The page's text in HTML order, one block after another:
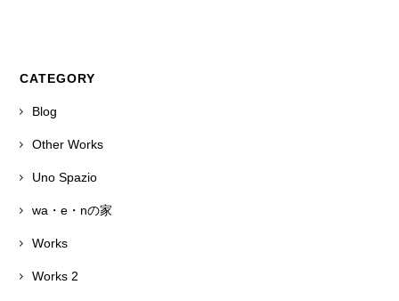
CATEGORY
Blog
Other Works
Uno Spazio
wa・e・nの家
Works
Works 2